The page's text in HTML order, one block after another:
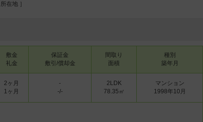
所在地 ］
敷金
礼金
保証金
敷引/償却金
間取り
面積
種別
築年月
2ヶ月
1ヶ月
-
-/-
2LDK
78.35㎡
マンション
1998年10月